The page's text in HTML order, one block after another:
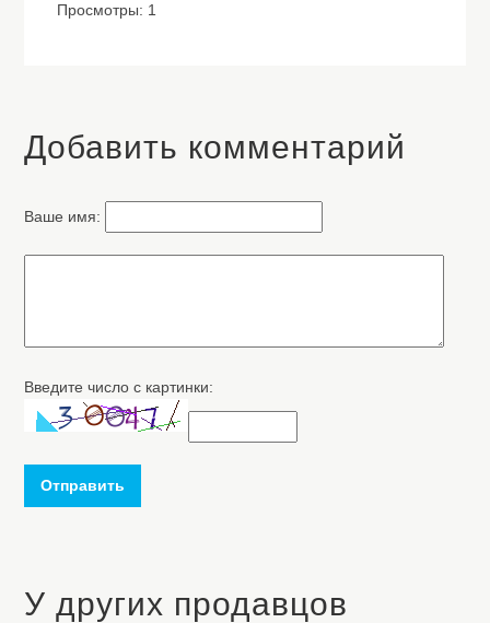
Просмотры: 1
Добавить комментарий
Ваше имя:
Введите число с картинки:
Отправить
У других продавцов